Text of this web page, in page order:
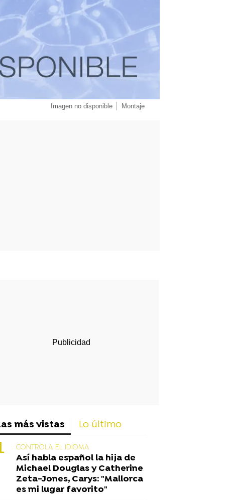
Imagen no disponible Montaje
más vistas Lo último
CONTROLA EL IDIOMA
Así habla español la hija de
Michael Douglas y Catherine
Zeta-Jones, Carys: "Mallorca
es mi lugar favorito"